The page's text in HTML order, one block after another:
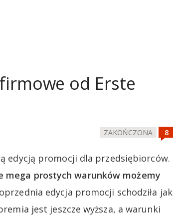
od Erste
ZAKOŃCZONA
edycją promocji dla przedsiębiorców.
mega prostych warunków możemy
edycja promocji schodziła jak
jest jeszcze wyższa, a warunki